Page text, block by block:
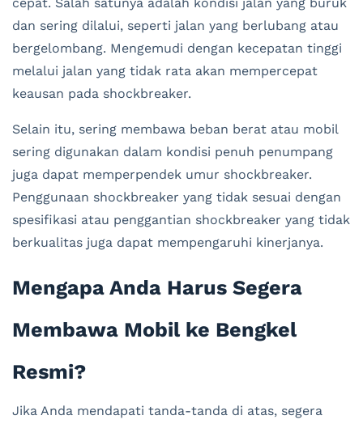
dan sering dilalui, seperti jalan yang berlubang atau
bergelombang. Mengemudi dengan kecepatan tinggi
melalui jalan yang tidak rata akan mempercepat
keausan pada shockbreaker.
Selain itu, sering membawa beban berat atau mobil
sering digunakan dalam kondisi penuh penumpang
juga dapat memperpendek umur shockbreaker.
Penggunaan shockbreaker yang tidak sesuai dengan
spesifikasi atau penggantian shockbreaker yang tidak
berkualitas juga dapat mempengaruhi kinerjanya.
Mengapa Anda Harus Segera
Membawa Mobil ke Bengkel
Resmi?
Jika Anda mendapati tanda-tanda di atas, segera